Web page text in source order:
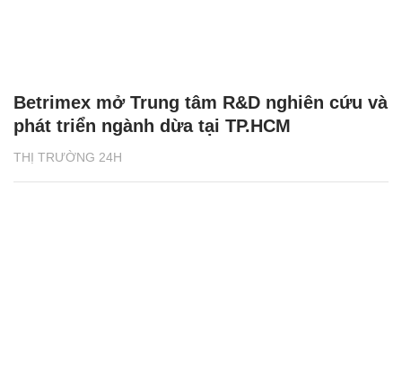
THỊ TRƯỜNG 24H
Betrimex mở Trung tâm R&D nghiên cứu và
phát triển ngành dừa tại TP.HCM